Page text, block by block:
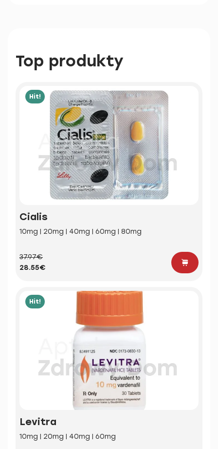
Top produkty
Hit!
Cialis
10mg | 20mg | 40mg | 60mg | 80mg
37.97€
28.55€
Hit!
Levitra
10mg | 20mg | 40mg | 60mg